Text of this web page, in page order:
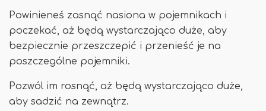
Powinieneś zasnąć nasiona w pojemnikach i
poczekać, aż będą wystarczająco duże, aby
bezpiecznie przeszczepić i przenieść je na
poszczególne pojemniki.
Pozwól im rosnąć, aż będą wystarczająco duże,
aby sadzić na zewnątrz.